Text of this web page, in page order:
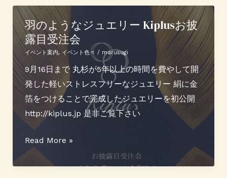
ま
す
(
の
営
業
案
内
羽のようなジュエリー Kiplusお披
露目受注会
イベント案内, イベント色々 / marusugi
9月16日まで 丸杉が5年以上の時間を費やして開
発した軽いストレスフリーなジュエリー 絹に金
箔をつけることで完成したジュエリーを初公開
http://kiplus.jp 是非ご覧下さい
羽
の
よ
Read More »